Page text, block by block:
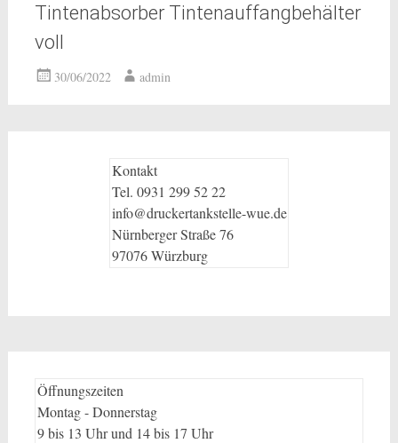
Tintenabsorber Tintenauffangbehälter
voll
30/06/2022 admin
Kontakt
Tel. 0931 299 52 22
info@druckertankstelle-wue.de
Nürnberger Straße 76
97076 Würzburg
Öffnungszeiten
Montag - Donnerstag
9 bis 13 Uhr und 14 bis 17 Uhr